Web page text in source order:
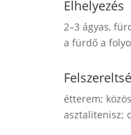
Elhelyezés
2–3 ágyas,
a fürdő a
étterem;
asztalitenisz;